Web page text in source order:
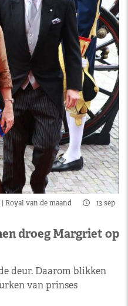
Royal van de maand
13 sep
droeg Margriet op
deur. Daarom blikken
van prinses